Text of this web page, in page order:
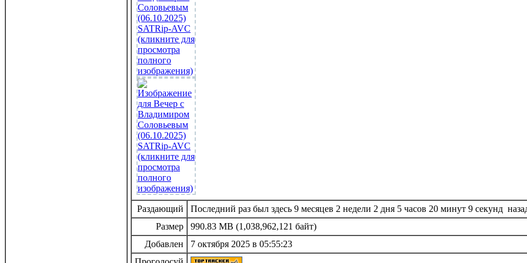
Раздающий
Последний раз был здесь 9 месяцев 2 недели 2 дня 5 часов 20 минут 9 секунд
Размер
990.83 MB (1,038,962,121 байт)
Добавлен
7 октября 2025 в 05:55:23